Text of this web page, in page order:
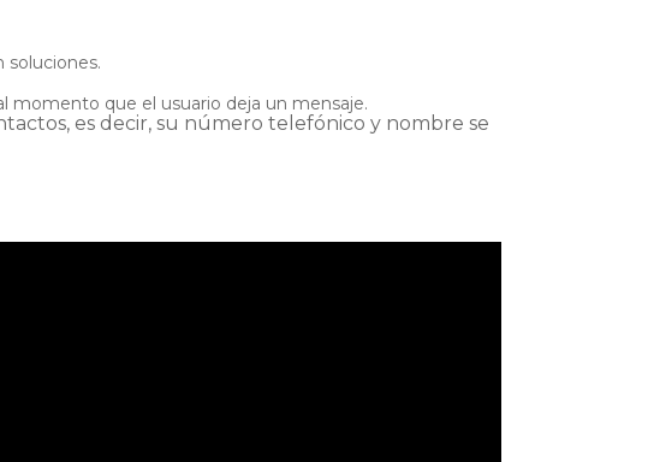
soluciones.
momento que el usuario deja un mensaje.
es decir, su número telefónico y nombre se